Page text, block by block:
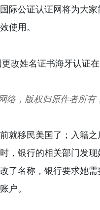
际公证认证网将为大
使用。
络，版权归原作者所有
就移民美国了；入籍
，银行的相关部门发
了名称，银行要求她
户。